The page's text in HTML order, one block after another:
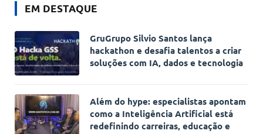
EM DESTAQUE
GruGrupo Silvio Santos lança
hackathon e desafia talentos a criar
soluções com IA, dados e tecnologia
Além do hype: especialistas apontam
como a Inteligência Artificial está
redefinindo carreiras, educação e